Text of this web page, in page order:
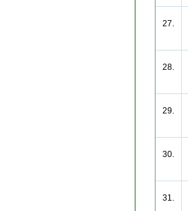
27.
28.
29.
30.
31.